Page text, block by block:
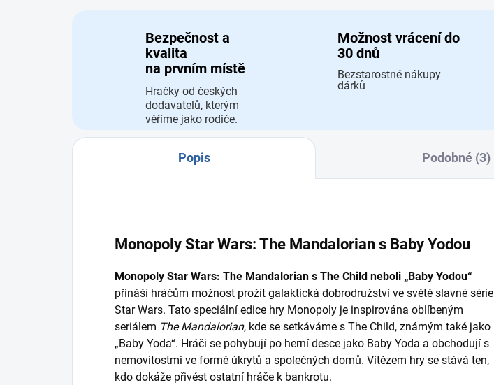
Bezpečnost a
kvalita
na prvním místě
Hračky od českých
dodavatelů, kterým
věříme jako rodiče.
Možnost vrácení do
30 dnů
Bezstarostné nákupy
dárků
Popis Podobné (3)
Monopoly Star Wars: The Mandalorian s Baby Yodou
Monopoly Star Wars: The Mandalorian s The Child neboli „Baby Yodou“
přináší hráčům možnost prožít galaktická dobrodružství ve světě slavné série
Star Wars. Tato speciální edice hry Monopoly je inspirována oblíbeným
seriálem The Mandalorian, kde se setkáváme s The Child, známým také jako
„Baby Yoda“. Hráči se pohybují po herní desce jako Baby Yoda a obchodují s
nemovitostmi ve formě úkrytů a společných domů. Vítězem hry se stává ten,
kdo dokáže přivést ostatní hráče k bankrotu.